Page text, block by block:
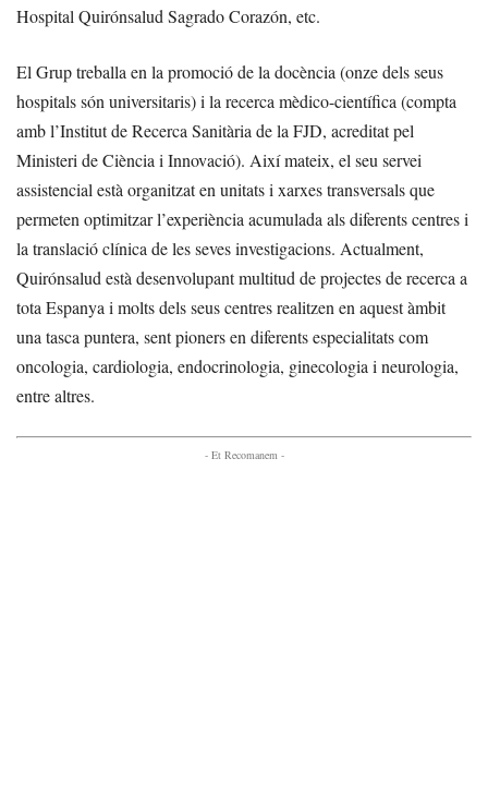
Hospital Quirónsalud Sagrado Corazón, etc.
El Grup treballa en la promoció de la docència (onze dels seus
hospitals són universitaris) i la recerca mèdico-científica (compta
amb l’Institut de Recerca Sanitària de la FJD, acreditat pel
Ministeri de Ciència i Innovació). Així mateix, el seu servei
assistencial està organitzat en unitats i xarxes transversals que
permeten optimitzar l’experiència acumulada als diferents centres i
la translació clínica de les seves investigacions. Actualment,
Quirónsalud està desenvolupant multitud de projectes de recerca a
tota Espanya i molts dels seus centres realitzen en aquest àmbit
una tasca puntera, sent pioners en diferents especialitats com
oncologia, cardiologia, endocrinologia, ginecologia i neurologia,
entre altres.
- Et Recomanem -